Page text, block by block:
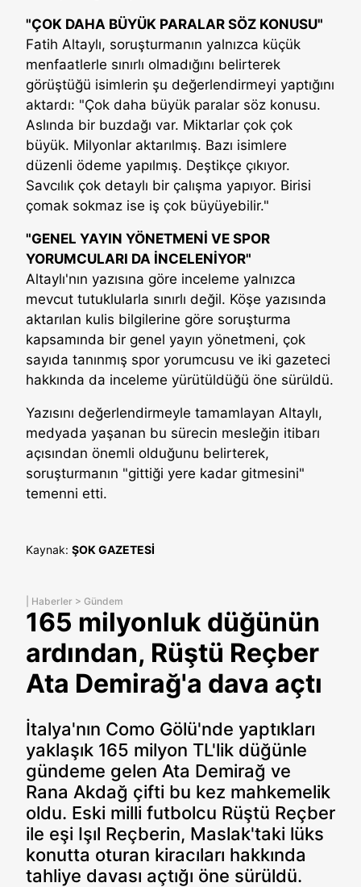
"ÇOK DAHA BÜYÜK PARALAR SÖZ KONUSU"
Fatih Altaylı, soruşturmanın yalnızca küçük
menfaatlerle sınırlı olmadığını belirterek
görüştüğü isimlerin şu değerlendirmeyi yaptığını
aktardı: "Çok daha büyük paralar söz konusu.
Aslında bir buzdağı var. Miktarlar çok çok
büyük. Milyonlar aktarılmış. Bazı isimlere
düzenli ödeme yapılmış. Deştikçe çıkıyor.
Savcılık çok detaylı bir çalışma yapıyor. Birisi
çomak sokmaz ise iş çok büyüyebilir."
"GENEL YAYIN YÖNETMENİ VE SPOR
YORUMCULARI DA İNCELENİYOR"
Altaylı'nın yazısına göre inceleme yalnızca
mevcut tutuklularla sınırlı değil. Köşe yazısında
aktarılan kulis bilgilerine göre soruşturma
kapsamında bir genel yayın yönetmeni, çok
sayıda tanınmış spor yorumcusu ve iki gazeteci
hakkında da inceleme yürütüldüğü öne sürüldü.
Yazısını değerlendirmeyle tamamlayan Altaylı,
medyada yaşanan bu sürecin mesleğin itibarı
açısından önemli olduğunu belirterek,
soruşturmanın "gittiği yere kadar gitmesini"
temenni etti.
Kaynak: ŞOK GAZETESİ
Haberler > Gündem
165 milyonluk düğünün
ardından, Rüştü Reçber
Ata Demirağ'a dava açtı
İtalya'nın Como Gölü'nde yaptıkları
yaklaşık 165 milyon TL'lik düğünle
gündeme gelen Ata Demirağ ve
Rana Akdağ çifti bu kez mahkemelik
oldu. Eski milli futbolcu Rüştü Reçber
ile eşi Işıl Reçberin, Maslak'taki lüks
konutta oturan kiracıları hakkında
tahliye davası açtığı öne sürüldü.